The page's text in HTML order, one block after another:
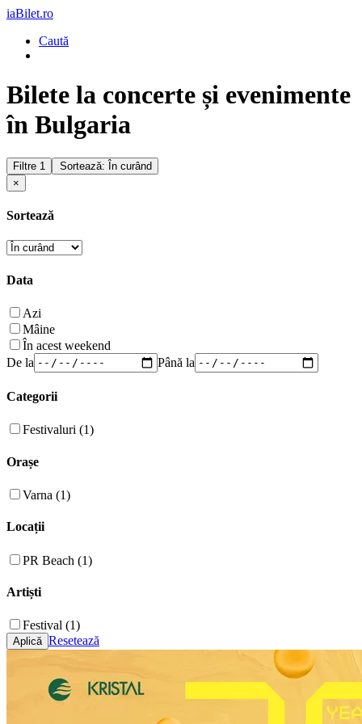
iaBilet.ro
Caută
Bilete la concerte și evenimente
în Bulgaria
Filtre 1
Sortează: În curând
×
Sortează
Data
Azi
Mâine
În acest weekend
De la
Până la
Categorii
Festivaluri (1)
Orașe
Varna (1)
Locații
PR Beach (1)
Artiști
Festival (1)
Resetează